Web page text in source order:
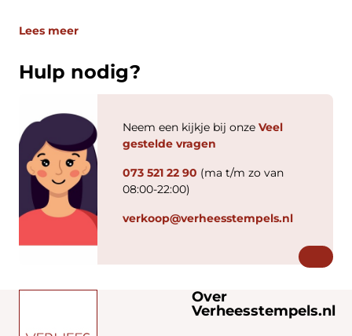
Lees meer
Hulp nodig?
Neem een kijkje bij onze Veel
gestelde vragen
073 521 22 90 (ma t/m zo van
08:00-22:00)
verkoop@verheesstempels.nl
Over
Verheesstempels.nl